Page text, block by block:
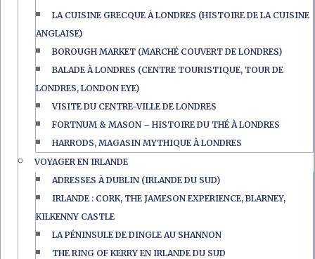
LA CUISINE GRECQUE À LONDRES (HISTOIRE DE LA CUISINE
ANGLAISE)
BOROUGH MARKET (MARCHÉ COUVERT DE LONDRES)
BALADE À LONDRES (CENTRE TOURISTIQUE, TOUR DE
LONDRES, LONDON EYE)
VISITE DU CENTRE-VILLE DE LONDRES
FORTNUM & MASON – HISTOIRE DU THÉ À LONDRES
HARRODS, MAGASIN MYTHIQUE À LONDRES
VOYAGER EN IRLANDE
ADRESSES À DUBLIN (IRLANDE DU SUD)
IRLANDE : CORK, THE JAMESON EXPERIENCE, BLARNEY,
KILKENNY CASTLE
LA PÉNINSULE DE DINGLE AU SHANNON
THE RING OF KERRY EN IRLANDE DU SUD